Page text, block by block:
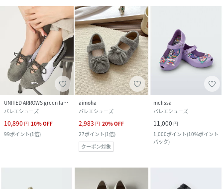
UNITED ARROWS green label relaxing
バレエシューズ
10,890 円 10%OFF
99ポイント(1倍)
aimoha
バレエシューズ
2,983 円 20%OFF
27ポイント(1倍)
クーポン対象
melissa
バレエシューズ
11,000 円
1,000ポイント(10%ポイント
バック)